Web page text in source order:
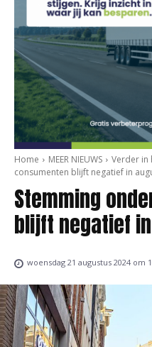
Home MEER NIEUWS Verder in
consumenten blijft negatief in
Stemming
blijft negatief
woensdag 21 augustus 2024 om